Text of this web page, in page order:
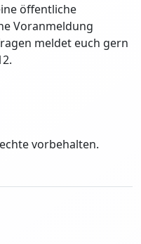
öffentliche
Voranmeldung
meldet euch gern
vorbehalten.